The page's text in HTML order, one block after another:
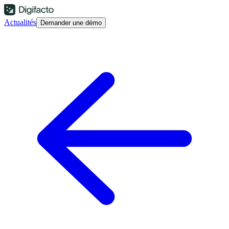
Actualités Demander une démo